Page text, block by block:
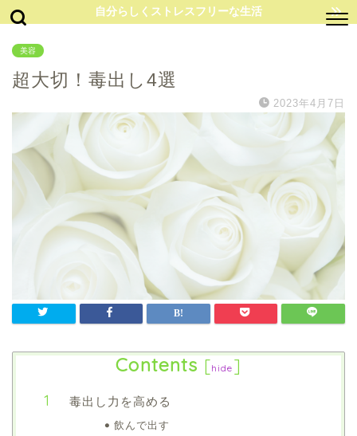
自分らしくストレスフリーな生活
美容
超大切！毒出し4選
2023年4月7日
Contents [hide ]
毒出し力を高める
飲んで出す